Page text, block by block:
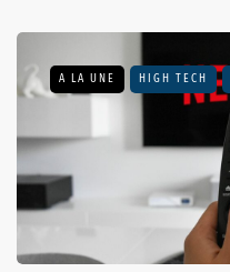
A LA UNE HIGH TECH